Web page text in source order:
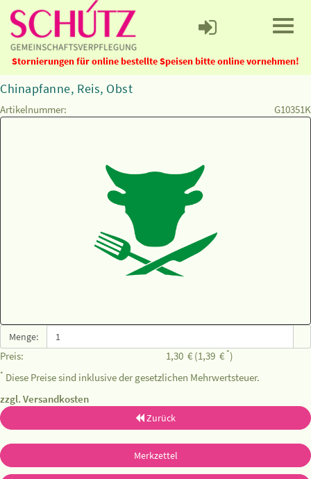
Stornierungen für online bestellte Speisen bitte online vornehmen!
Chinapfanne, Reis, Obst
Artikelnummer: G10351K
Menge:
Preis: 1,30 € (1,39 € *)
* Diese Preise sind inklusive der gesetzlichen Mehrwertsteuer.
zzgl. Versandkosten
Zurück
Merkzettel